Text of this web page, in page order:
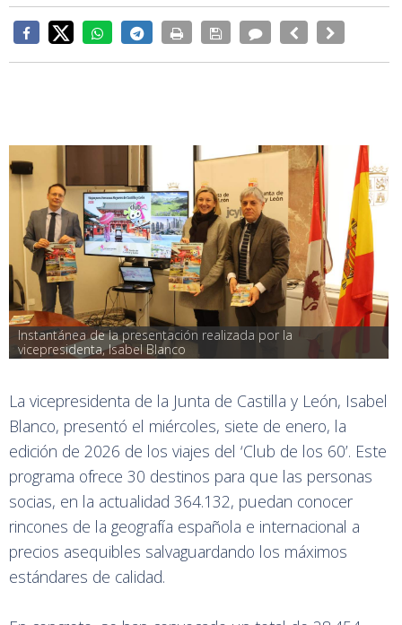
Instantánea de la presentación realizada por la
vicepresidenta, Isabel Blanco
La vicepresidenta de la Junta de Castilla y León, Isabel
Blanco, presentó el miércoles, siete de enero, la
edición de 2026 de los viajes del ‘Club de los 60’. Este
programa ofrece 30 destinos para que las personas
socias, en la actualidad 364.132, puedan conocer
rincones de la geografía española e internacional a
precios asequibles salvaguardando los máximos
estándares de calidad.